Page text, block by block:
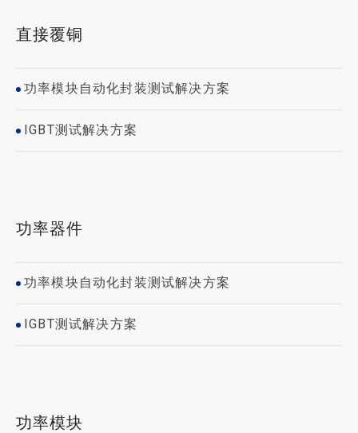
直接覆铜
功率模块自动化封装测试解决方案
IGBT测试解决方案
功率器件
功率模块自动化封装测试解决方案
IGBT测试解决方案
功率模块